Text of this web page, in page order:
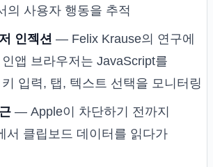
의 사용자 행동을 추적
인젝션 — Felix Krause의 연구에
앱 브라우저는 JavaScript를
입력, 탭, 텍스트 선택을 모니터링
— Apple이 차단하기 전까지
서 클립보드 데이터를 읽다가